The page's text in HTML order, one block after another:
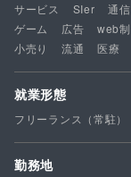
サービス SIer 通信
ゲーム
広告 web
小売り
流通 医療
就業形態
フリーランス（常駐）
勤務地